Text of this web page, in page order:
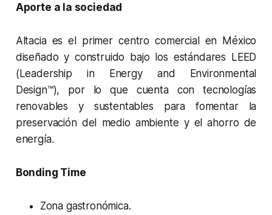
Aporte a la sociedad
Altacia es el primer centro comercial en México
diseñado y construido bajo los estándares LEED
(Leadership in Energy and Environmental
Design™), por lo que cuenta con tecnologías
renovables y sustentables para fomentar la
preservación del medio ambiente y el ahorro de
energía.
Bonding Time
Zona gastronómica.